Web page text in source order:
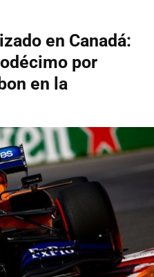
en Canadá:
por
en la